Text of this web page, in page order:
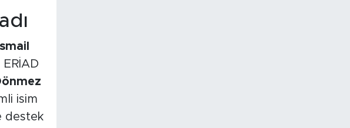
İsmail
ERİAD
isim
destek